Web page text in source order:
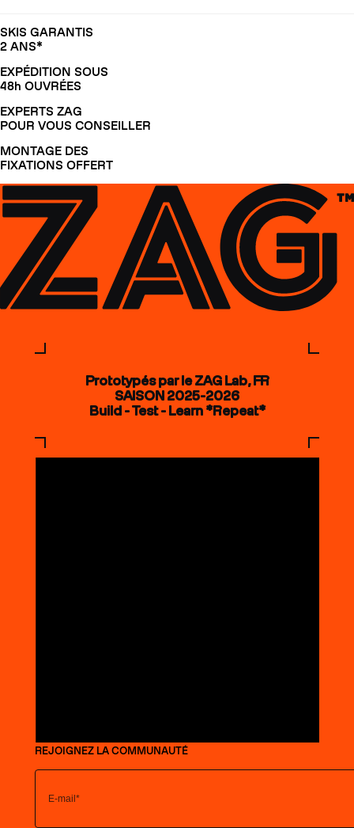
SKIS GARANTIS
2 ANS*
EXPÉDITION SOUS
48h OUVRÉES
EXPERTS ZAG
POUR VOUS CONSEILLER
MONTAGE DES
FIXATIONS OFFERT
Prototypés par le ZAG Lab, FR
SAISON 2025-2026
Build - Test - Learn *Repeat*
REJOIGNEZ LA COMMUNAUTÉ